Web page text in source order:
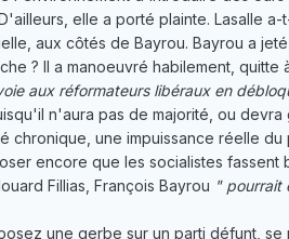
elle a porté plainte. Lasalle
aux côtés de Bayrou. Bayrou a
? Il a manoeuvré habilement,
aux réformateurs libéraux en
n'aura pas de majorité, ou
chronique, une impuissance réelle
encore que les socialistes
Fillias, François Bayrou " pourrait
une gerbe sur un parti défunt, se